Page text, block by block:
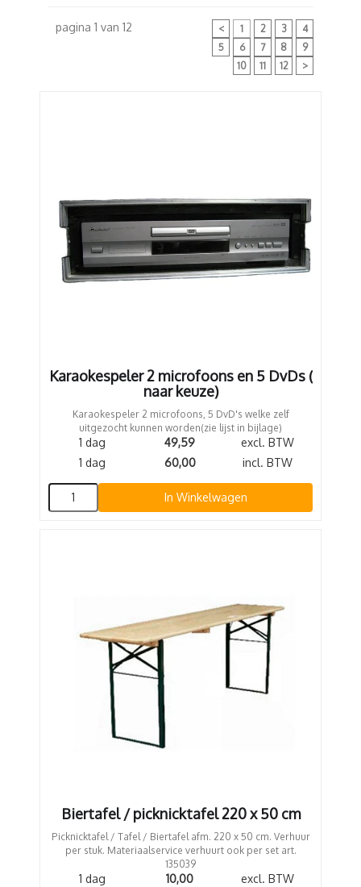
pagina 1 van 12 < 1 2 3
4
5
6 7 8
9
10
11 12 >
Karaokespeler 2 microfoons en 5 DvDs (
naar keuze)
Karaokespeler 2 microfoons, 5 DvD's welke zelf
uitgezocht kunnen worden(zie lijst in bijlage)
1 dag 49,59
excl. BTW
1 dag
60,00 incl. BTW
In Winkelwagen
Biertafel / picknicktafel 220 x 50 cm
Picknicktafel / Tafel / Biertafel afm. 220 x 50 cm. Verhuur
per stuk. Materiaalservice verhuurt ook per set art.
135039
1 dag 10,00 excl. BTW